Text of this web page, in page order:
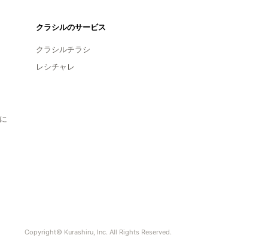
クラシルのサービス
クラシルチラシ
レシチャレ
Copyright© Kurashiru, Inc. All Rights Reserved.